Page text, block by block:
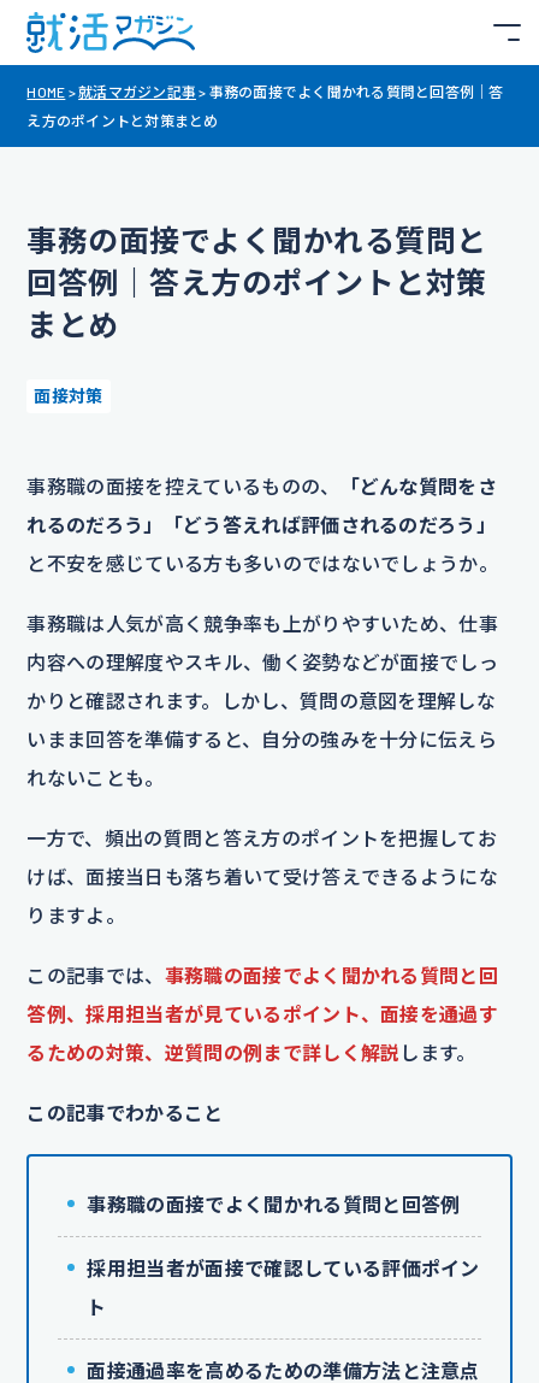
HOME >就活マガジン記事 > 事務の面接でよく聞かれる質問と回答例｜答
え方のポイントと対策まとめ
事務の面接でよく聞かれる質問と
回答例｜答え方のポイントと対策
まとめ
面接対策
事務職の面接を控えているものの、
「どんな質問をさ
れるのだろう」「どう答えれば評価されるのだろう」
と不安を感じている方も多いのではないでしょうか。
事務職は人気が高く競争率も上がりやすいため、仕事
内容への理解度やスキル、働く姿勢などが面接でしっ
かりと確認されます。しかし、質問の意図を理解しな
いまま回答を準備すると、自分の強みを十分に伝えら
れないことも。
一方で、頻出の質問と答え方のポイントを把握してお
けば、面接当日も落ち着いて受け答えできるようにな
りますよ。
この記事では、 事務職の面接でよく聞かれる質問と回
答例、採用担当者が見ているポイント、面接を通過す
るための対策、逆質問の例まで詳しく解説 します。
この記事でわかること
事務職の面接でよく聞かれる質問と回答例
採用担当者が面接で確認している評価ポイン
ト
面接通過率を高めるための準備方法と注意点